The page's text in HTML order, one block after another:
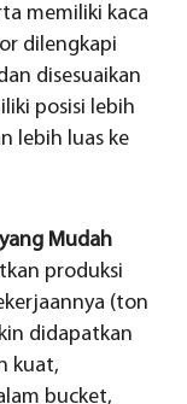
memiliki kaca
dilengkapi
disesuaikan
posisi lebih
lebih luas ke
Mudah
produksi
(ton
didapatkan
kuat,
bucket,